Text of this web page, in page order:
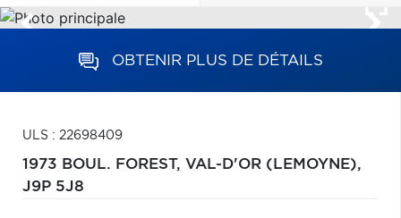
OBTENIR PLUS DE DÉTAILS
ULS : 22698409
1973 BOUL. FOREST, VAL-D'OR (LEMOYNE),
J9P 5J8